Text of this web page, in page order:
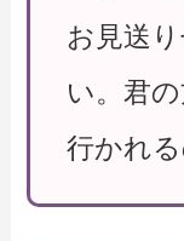
お見送
い。君
行かれる